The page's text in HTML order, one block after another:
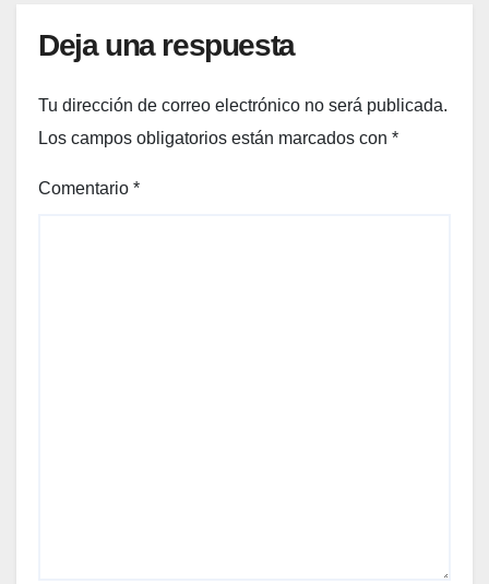
Deja una respuesta
Tu dirección de correo electrónico no será publicada.
Los campos obligatorios están marcados con *
Comentario *